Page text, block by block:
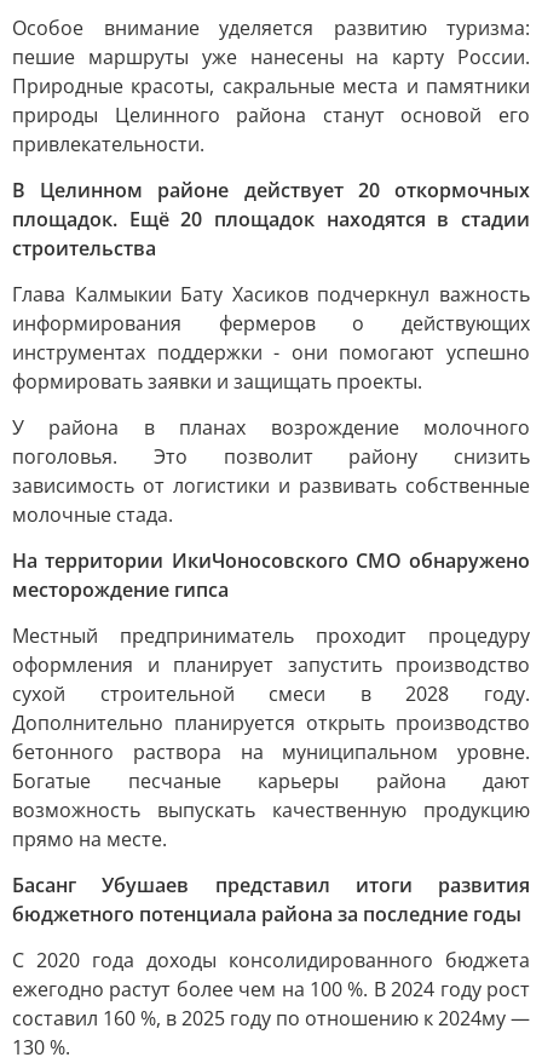
Особое внимание уделяется развитию туризма:
пешие маршруты уже нанесены на карту России.
Природные красоты, сакральные места и памятники
природы Целинного района станут основой его
привлекательности.
В Целинном районе действует 20 откормочных
площадок. Ещё 20 площадок находятся в стадии
строительства
Глава Калмыкии Бату Хасиков подчеркнул важность
информирования фермеров о действующих
инструментах поддержки - они помогают успешно
формировать заявки и защищать проекты.
У района в планах возрождение молочного
поголовья. Это позволит району снизить
зависимость от логистики и развивать собственные
молочные стада.
На территории ИкиЧоносовского СМО обнаружено
месторождение гипса
Местный предприниматель проходит процедуру
оформления и планирует запустить производство
сухой строительной смеси в 2028 году.
Дополнительно планируется открыть производство
бетонного раствора на муниципальном уровне.
Богатые песчаные карьеры района дают
возможность выпускать качественную продукцию
прямо на месте.
Басанг Убушаев представил итоги развития
бюджетного потенциала района за последние годы
С 2020 года доходы консолидированного бюджета
ежегодно растут более чем на 100 %. В 2024 году рост
составил 160 %, в 2025 году по отношению к 2024му —
130 %.